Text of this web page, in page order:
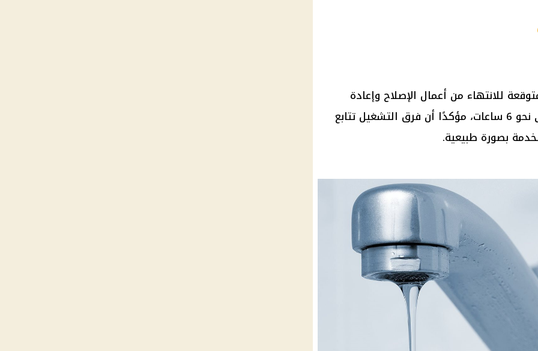
للانتهاء من أعمال الإصلاح وإعادة
تشغيل المياه بالكامل قد تصل إلى نحو 6 ساعات، مؤكدًا أن فرق التشغيل تتابع
بصورة طبيعية.